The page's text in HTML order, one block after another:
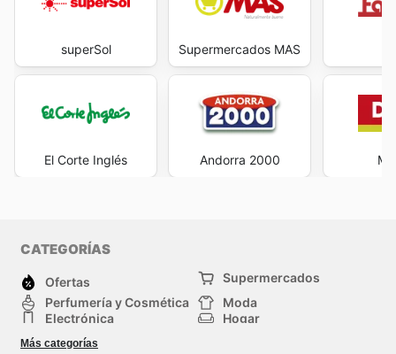
superSol
El Corte Inglés
Supermercados MAS
Andorra 2000
CATEGORÍAS
Ofertas
Supermercados
Perfumería y Cosmética
Moda
Electrónica
Hogar
Deporte
Juguetes y bebés
Más categorías